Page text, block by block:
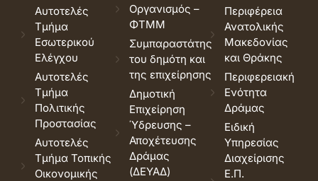
Αυτοτελές
Τμήμα
Εσωτερικού
Ελέγχου
Αυτοτελές
Τμήμα
Πολιτικής
Προστασίας
Αυτοτελές
Τμήμα Τοπικής
Οικονομικής
Οργανισμός –
ΦΤΜΜ
Συμπαραστάτης
του δημότη και
της επιχείρησης
Δημοτική
Επιχείρηση
Ύδρευσης –
Αποχέτευσης
Δράμας
(ΔΕΥΑΔ)
Περιφέρεια
Ανατολικής
Μακεδονίας
και Θράκης
Περιφερειακή
Ενότητα
Δράμας
Ειδική
Υπηρεσίας
Διαχείρισης
Ε.Π.